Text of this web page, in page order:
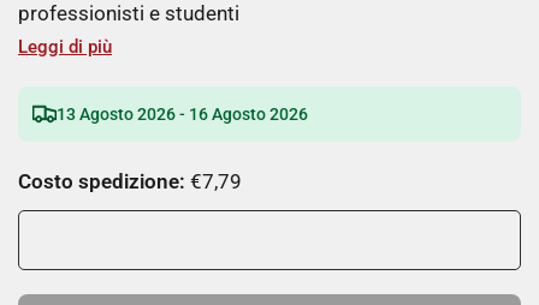
professionisti e studenti
Leggi di più
13 Agosto 2026 - 16 Agosto 2026
Costo spedizione: €7,79